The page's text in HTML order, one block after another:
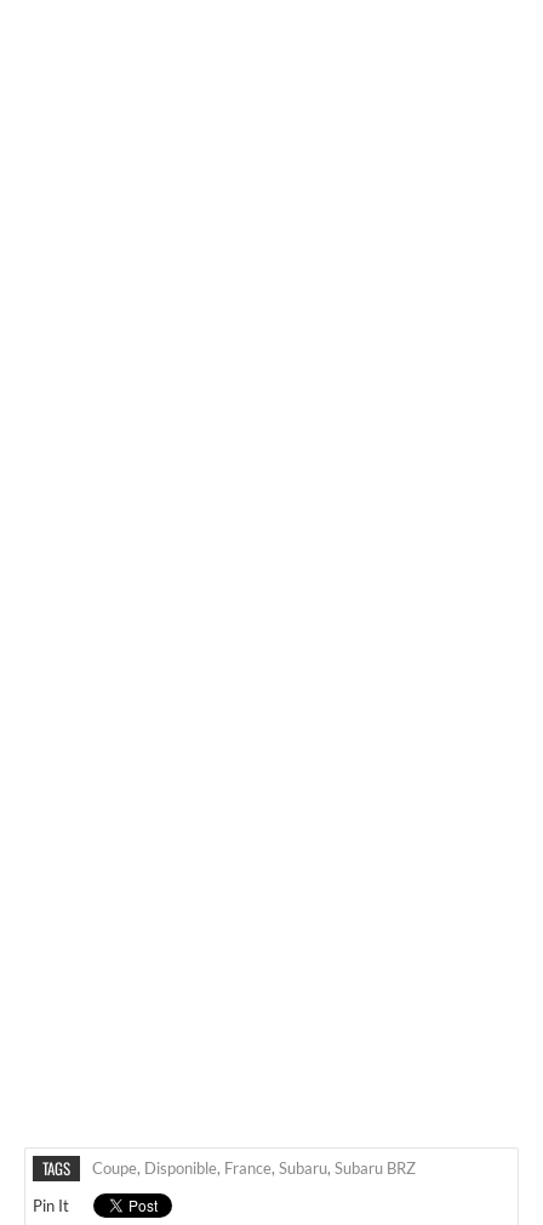
TAGS Coupe, Disponible, France, Subaru, Subaru BRZ
Pin It